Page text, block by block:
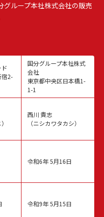
ループ本社株式会社の販売
宿2-
国分グループ本社株式
会社
東京都中央区日本橋1-
1-1
西川 貴志
（ニシカワタカシ）
令和6年 5月16日
令和9年 5月15日